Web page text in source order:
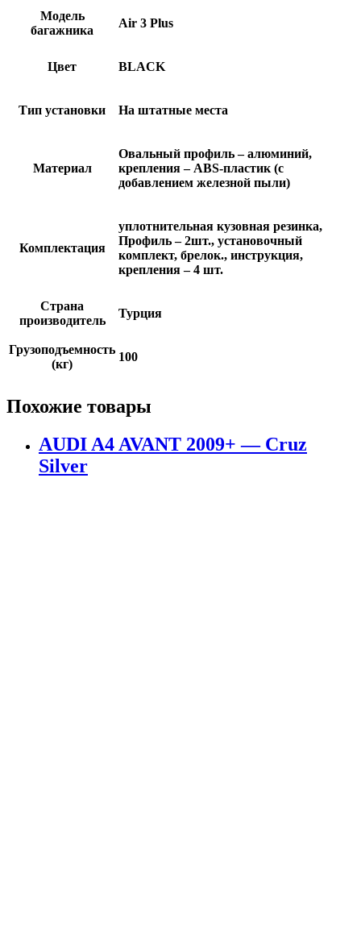
Модель
багажника
Air 3 Plus
Цвет BLACK
Тип установки На штатные места
Материал
Овальный профиль – алюминий,
крепления – ABS-пластик (с
добавлением железной пыли)
Комплектация
уплотнительная кузовная резинка,
Профиль – 2шт., установочный
комплект, брелок., инструкция,
крепления – 4 шт.
Страна
производитель
Турция
Грузоподъемность
(кг)
100
Похожие товары
AUDI A4 AVANT 2009+ — Cruz
Silver